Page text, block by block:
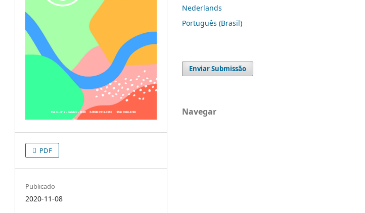
PDF
Publicado
2020-11-08
Nederlands
Português (Brasil)
Enviar Submissão
Navegar